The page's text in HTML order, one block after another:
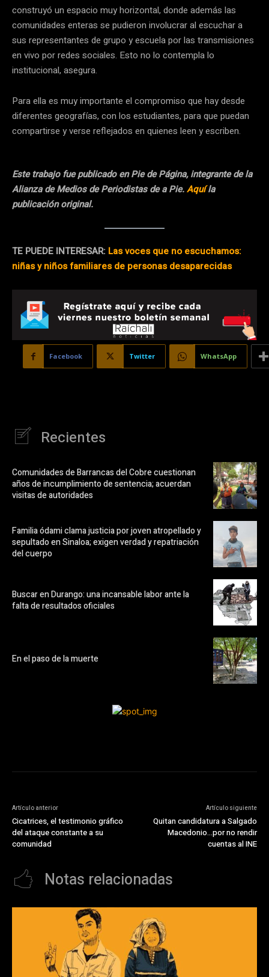
construyó un espacio muy horizontal, donde además las
comunidades enteras se pudieron involucrar al escuchar a
sus representantes de grupo y escuela por las transmisiones
en vivo por redes sociales. Esto no lo contempla lo
institucional, asegura.
Para ella es muy importante el compromiso que hay desde
diferentes geografías, con los estudiantes, para que puedan
compartirse y verse reflejados en quienes leen y escriben.
Este trabajo fue publicado en Pie de Página, integrante de la
Alianza de Medios de Periodistas de a Pie.Aquíla
publicación original.
TE PUEDE INTERESAR: Las voces que no escuchamos:
niñas y niños familiares de personas desaparecidas
Facebook Twitter WhatsApp
Recientes
Comunidades de Barrancas del Cobre cuestionan
años de incumplimiento de sentencia; acuerdan
visitas de autoridades
Familia ódami clama justicia por joven atropellado y
sepultado en Sinaloa; exigen verdad y repatriación
del cuerpo
Buscar en Durango: una incansable labor ante la
falta de resultados oficiales
En el paso de la muerte
Artículo anterior
Cicatrices, el testimonio gráfico
del ataque constante a su
comunidad
Artículo siguiente
Quitan candidatura a Salgado
Macedonio…por no rendir
cuentas al INE
Notas relacionadas